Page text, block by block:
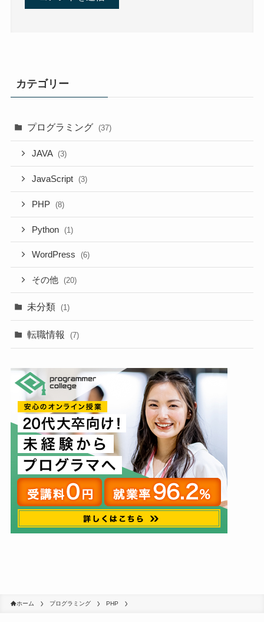
カテゴリー
プログラミング (37)
JAVA (3)
JavaScript (3)
PHP (8)
Python (1)
WordPress (6)
その他 (20)
未分類 (1)
転職情報 (7)
ホーム プログラミング PHP